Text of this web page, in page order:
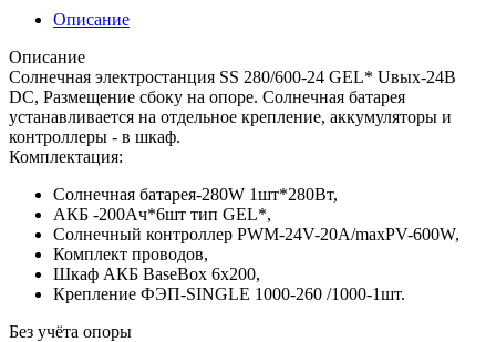
Описание
Описание
Солнечная электростанция SS 280/600-24 GEL* Uвых-24В
DC, Размещение сбоку на опоре. Солнечная батарея
устанавливается на отдельное крепление, аккумуляторы и
контроллеры - в шкаф.
Комплектация:
Солнечная батарея-280W 1шт*280Вт,
АКБ -200Aч*6шт тип GEL*,
Солнечный контроллер PWM-24V-20A/maxPV-600W,
Комплект проводов,
Шкаф АКБ BaseBox 6x200,
Крепление ФЭП-SINGLE 1000-260 /1000-1шт.
Без учёта опоры